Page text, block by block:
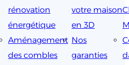
rénovation
énergétique
Aménagement
des combles
votre maison
en 3D
Nos
garanties